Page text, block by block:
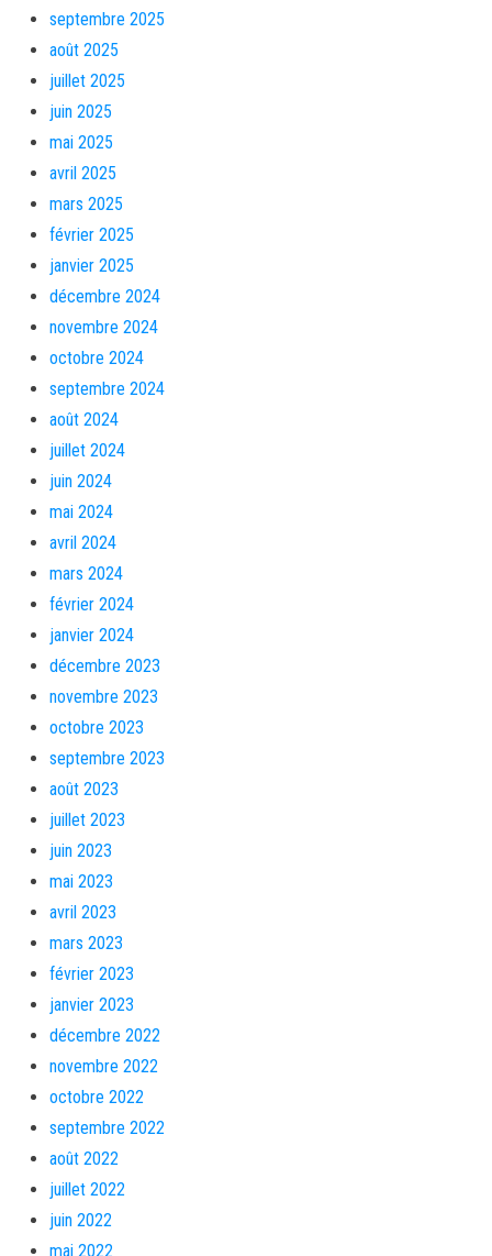
septembre 2025
août 2025
juillet 2025
juin 2025
mai 2025
avril 2025
mars 2025
février 2025
janvier 2025
décembre 2024
novembre 2024
octobre 2024
septembre 2024
août 2024
juillet 2024
juin 2024
mai 2024
avril 2024
mars 2024
février 2024
janvier 2024
décembre 2023
novembre 2023
octobre 2023
septembre 2023
août 2023
juillet 2023
juin 2023
mai 2023
avril 2023
mars 2023
février 2023
janvier 2023
décembre 2022
novembre 2022
octobre 2022
septembre 2022
août 2022
juillet 2022
juin 2022
mai 2022